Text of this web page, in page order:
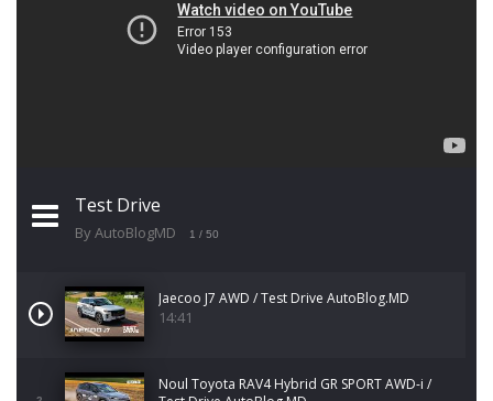
Test Drive
By AutoBlogMD 1 / 50
Jaecoo J7 AWD / Test Drive AutoBlog.MD
14:41
Noul Toyota RAV4 Hybrid GR SPORT AWD-i /